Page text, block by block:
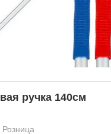
ручка 140см
Розница